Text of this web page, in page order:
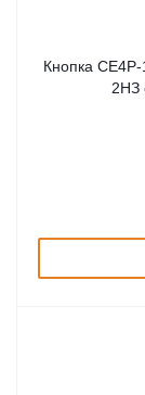
Кнопка
2НЗ